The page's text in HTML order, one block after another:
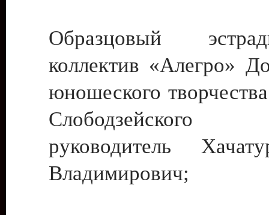
Образцовый
коллектив «Алегро»
юношеского
руководитель
Владимирович;